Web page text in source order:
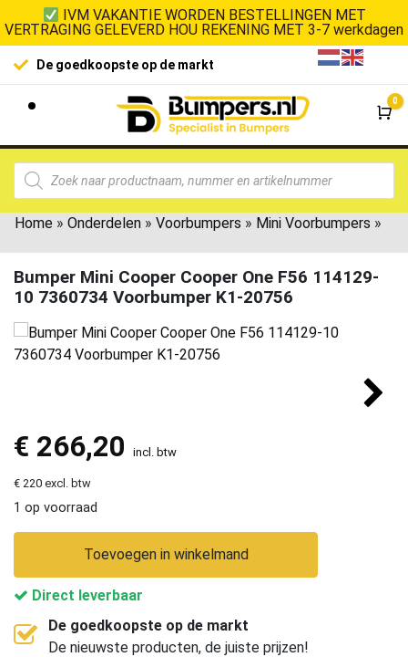
IVM VAKANTIE WORDEN BESTELLINGEN MET
VERTRAGING GELEVERD HOU REKENING MET 3-7 werkdagen
De goedkoopste op de markt
0
Home » Onderdelen » Voorbumpers » Mini Voorbumpers »
Bumper Mini Cooper Cooper One F56 114129-
10 7360734 Voorbumper K1-20756
€ 266,20 incl. btw
€ 220 excl. btw
1 op voorraad
Toevoegen in winkelmand
Direct leverbaar
De goedkoopste op de markt
De nieuwste producten, de juiste prijzen!